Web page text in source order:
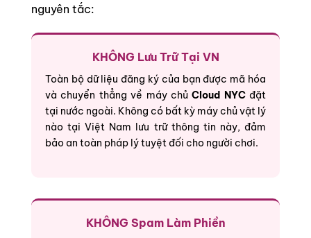
nguyên tắc:
KHÔNG Lưu Trữ Tại VN
Toàn bộ dữ liệu đăng ký của bạn được mã hóa
và chuyển thẳng về máy chủCloud NYCđặt
tại nước ngoài. Không có bất kỳ máy chủ vật lý
nào tại Việt Nam lưu trữ thông tin này, đảm
bảo an toàn pháp lý tuyệt đối cho người chơi.
KHÔNG Spam Làm Phiền